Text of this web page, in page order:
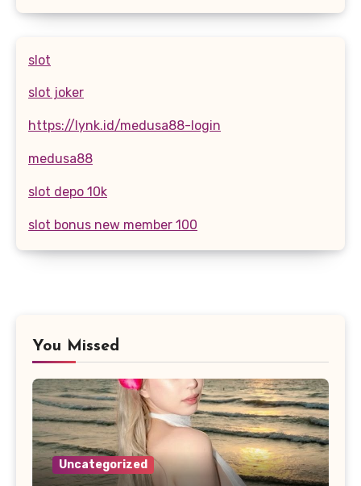
slot
slot joker
https://lynk.id/medusa88-login
medusa88
slot depo 10k
slot bonus new member 100
You Missed
Uncategorized